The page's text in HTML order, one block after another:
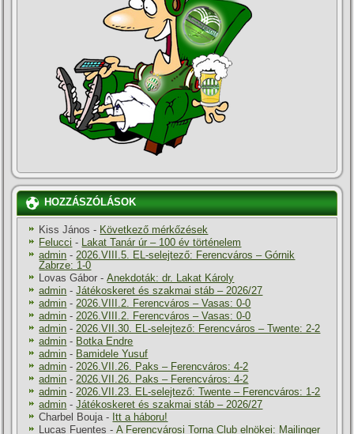
HOZZÁSZÓLÁSOK
Kiss János - Következő mérkőzések
Felucci -
Lakat Tanár úr – 100 év történelem
admin - 2026.VIII.5. EL-selejtező: Ferencváros – Górnik
Zabrze: 1-0
Lovas Gábor -Anekdoták: dr. Lakat Károly
admin -Játékoskeret és szakmai stáb – 2026/27
admin - 2026.VIII.2. Ferencváros – Vasas: 0-0
admin - 2026.VIII.2. Ferencváros – Vasas: 0-0
admin - 2026.VII.30. EL-selejtező: Ferencváros – Twente: 2-2
admin - Botka Endre
admin - Bamidele Yusuf
admin - 2026.VII.26. Paks – Ferencváros: 4-2
admin - 2026.VII.26. Paks – Ferencváros: 4-2
admin - 2026.VII.23. EL-selejtező: Twente – Ferencváros: 1-2
admin -Játékoskeret és szakmai stáb – 2026/27
Charbel Bouja - Itt a háboru!
Lucas Fuentes -A Ferencvárosi Torna Club elnökei: Mailinger